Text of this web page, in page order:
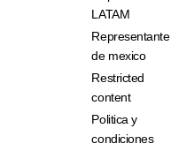
LATAM
Representante
de mexico
Restricted
content
Politica y
condiciones